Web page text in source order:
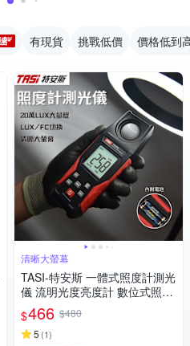
有現貨 挑戰低價 價格低到
清晰大螢幕
TASI-特安斯 一體式照度計測光
儀 流明光度亮度計 數位式照度
$466 $480
5 (1)